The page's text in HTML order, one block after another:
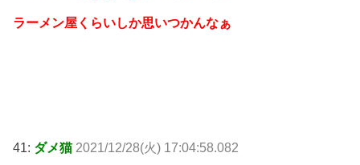
ラーメン屋くらいしか思いつかんなぁ
41: ダメ猫 2021/12/28(火) 17:04:58.082